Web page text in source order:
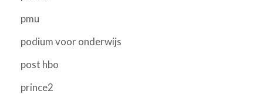
pmu
podium voor onderwijs
post hbo
prince2